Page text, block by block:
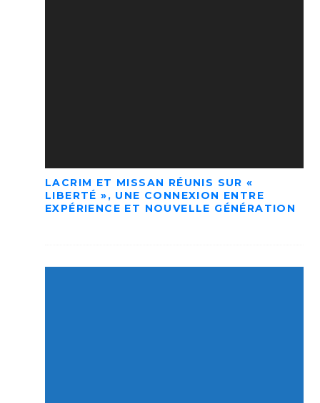
LACRIM ET MISSAN RÉUNIS SUR «
LIBERTÉ », UNE CONNEXION ENTRE
EXPÉRIENCE ET NOUVELLE GÉNÉRATION